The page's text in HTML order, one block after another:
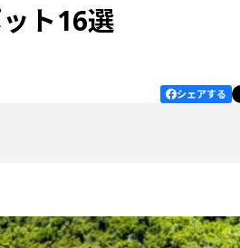
ト16選
シェアする